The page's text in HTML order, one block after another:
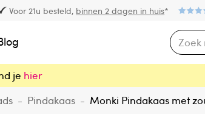
Voor 21u besteld, binnen 2 dagen in huis*
je hier
- Pindakaas - Monki Pindakaas met